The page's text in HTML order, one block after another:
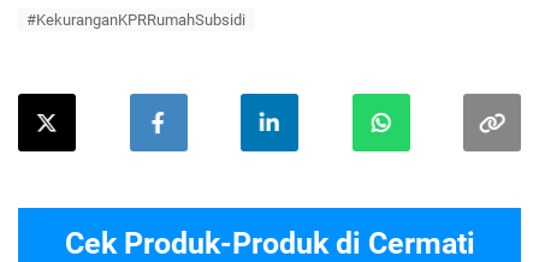
#KekuranganKPRRumahSubsidi
Cek Produk-Produk di Cermati